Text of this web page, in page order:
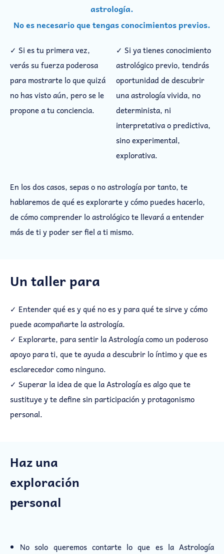
astrología.
No es necesario que tengas conocimientos previos.
✓ Si es tu primera vez,
verás su fuerza poderosa
para mostrarte lo que quizá
no has visto aún, pero se le
propone a tu conciencia.
✓ Si ya tienes conocimiento
astrológico previo, tendrás
oportunidad de descubrir
una astrología vivida, no
determinista, ni
interpretativa o predictiva,
sino experimental,
explorativa.
En los dos casos, sepas o no astrología por tanto, te
hablaremos de qué es explorarte y cómo puedes hacerlo,
de cómo comprender lo astrológico te llevará a entender
más de ti y poder ser fiel a ti mismo.
Un taller para
✓ Entender qué es y qué no es y para qué te sirve y cómo
puede acompañarte la astrología.
✓ Explorarte, para sentir la Astrología como un poderoso
apoyo para ti, que te ayuda a descubrir lo íntimo y que es
esclarecedor como ninguno.
✓ Superar la idea de que la Astrología es algo que te
sustituye y te define sin participación y protagonismo
personal.
Haz una
exploración
personal
No solo queremos contarte lo que es la Astrología